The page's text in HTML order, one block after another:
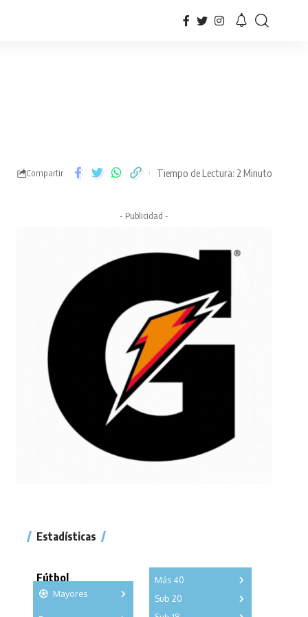
Compartir Tiempo de Lectura: 2 Minuto
- Publicidad -
Estadísticas
Fútbol
Mayores
Más 40
Sub 20